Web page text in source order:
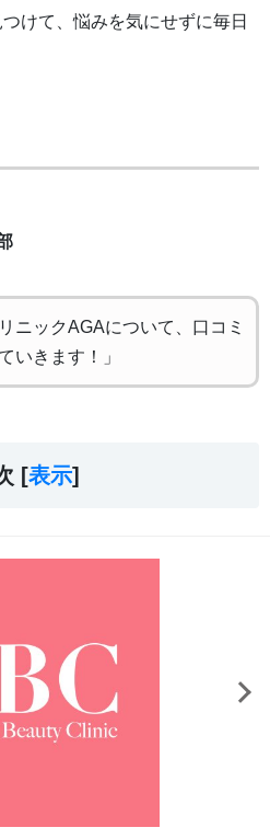
けて、悩みを気にせずに毎日
ニックAGAについて、口コミ
いきます！」
[表示]